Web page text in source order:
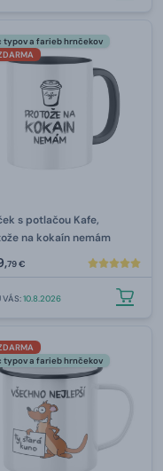
typov a farieb hrnčekov
s potlačou Kafe,
na kokaín nemám
79 €
VÁS:10.8.2026
typov a farieb hrnčekov